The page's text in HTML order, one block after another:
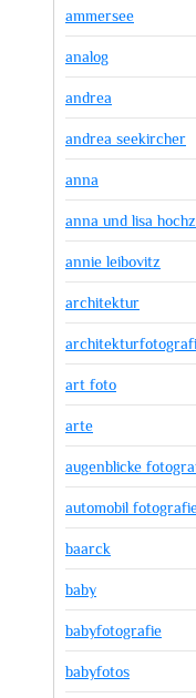
ammersee
analog
andrea
andrea seekircher
anna
anna und lisa
annie leibovitz
architektur
art foto
arte
augenblicke
automobil
baarck
baby
babyfotografie
babyfotos